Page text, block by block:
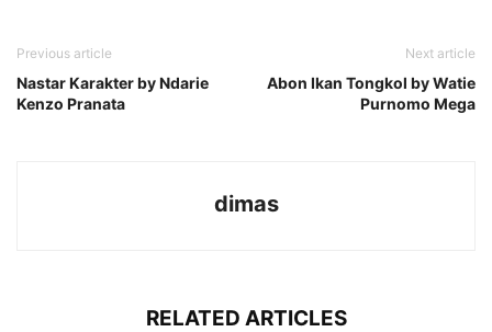
Previous article
Nastar Karakter by Ndarie
Kenzo Pranata
Next article
Abon Ikan Tongkol by Watie
Purnomo Mega
dimas
RELATED ARTICLES